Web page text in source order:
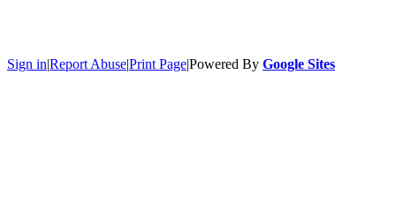
Sign in|Report Abuse|Print Page|Powered By Google Sites